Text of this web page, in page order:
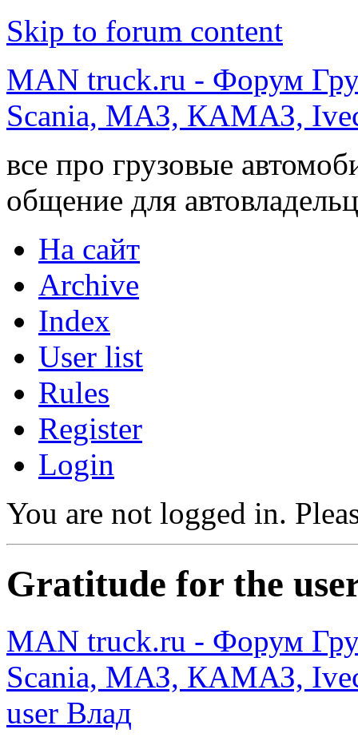
Skip to forum content
MAN truck.ru - Форум
Scania, МАЗ, КАМАЗ,
все про грузовые
общение для
На сайт
Archive
Index
User list
Rules
Register
Login
You are not logged in.
Gratitude for the
MAN truck.ru - Форум
Scania, МАЗ, КАМАЗ,
user Влад